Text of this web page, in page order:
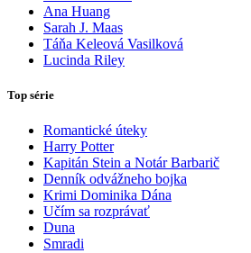
Ana Huang
Sarah J. Maas
Táňa Keleová Vasilková
Lucinda Riley
Top série
Romantické úteky
Harry Potter
Kapitán Stein a Notár Barbarič
Denník odvážneho bojka
Krimi Dominika Dána
Učím sa rozprávať
Duna
Smradi